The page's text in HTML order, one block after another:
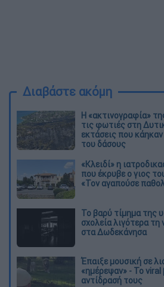
Διαβάστε ακόμη
Η «ακτινογραφία»
τις φωτιές στη
εκτάσεις που
του δάσους
«Κλειδί» η
που έκρυβε ο γιος
«Τον αγαπούσε
Το βαρύ τίμημα της
σχολεία λιγότερα τη
στα Δωδεκάνησα
Έπαιξε μουσική σε
«ημέρεψαν» - Το viral
αντίδρασή τους